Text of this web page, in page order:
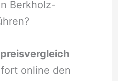
Berkholz-
online den